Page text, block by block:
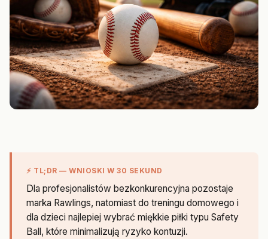
⚡ TL;DR — WNIOSKI W 30 SEKUND
Dla profesjonalistów bezkonkurencyjna pozostaje
marka Rawlings, natomiast do treningu domowego i
dla dzieci najlepiej wybrać miękkie piłki typu Safety
Ball, które minimalizują ryzyko kontuzji.